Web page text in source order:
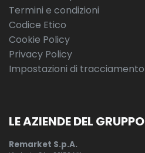
Termini e condizioni
Codice Etico
Cookie Policy
Privacy Policy
Impostazioni di tracciamento
LE AZIENDE DEL GRUPPO
Remarket S.p.A.